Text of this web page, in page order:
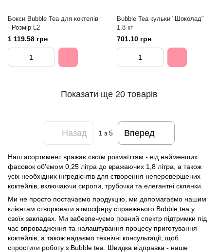
Бокси Bubble Tea для коктелів
- Розмір L2
1 119.58 грн
Bubble Tea кульки "Шоколад"
1,8 кг
701.10 грн
Показати ще 20 товарів
Назад 1 з 5 Вперед
Наш асортимент вражає своїм розмаїттям - від найменших
фасовок об'ємом 0,25 літра до вражаючих 1,8 літра, а також
усіх необхідних інгредієнтів для створення неперевершених
коктейлів, включаючи сиропи, трубочки та елегантні склянки.
Ми не просто постачаємо продукцію, ми допомагаємо нашим
клієнтам створювати атмосферу справжнього Bubble tea у
своїх закладах. Ми забезпечуємо повний спектр підтримки під
час впровадження та налаштування процесу приготування
коктейлів, а також надаємо технічні консультації, щоб
спростити роботу з Bubble tea. Швидка відправка - наше